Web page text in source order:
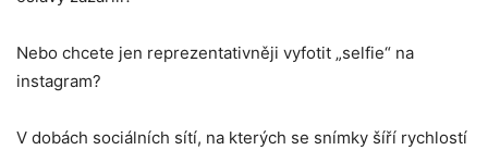
Nebo chcete jen reprezentativněji vyfotit „selfie“ na
instagram?
V dobách sociálních sítí, na kterých se snímky šíří rychlostí